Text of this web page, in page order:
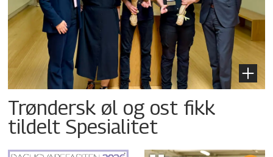
Trøndersk øl og ost fikk
tildelt Spesialitet